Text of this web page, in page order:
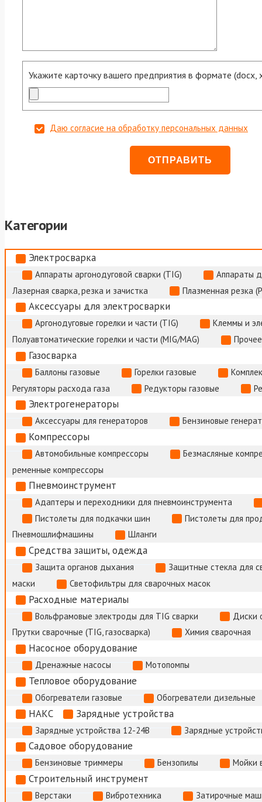
Укажите карточку вашего предприятия в формате (docx,
Даю согласие на обработку персональных данных
Категории
Электросварка
Аппараты аргонодуговой сварки (TIG)
Аппараты
Лазерная сварка, резка и зачистка
Плазменная резка
Аксессуары для электросварки
Аргонодуговые горелки и части (TIG)
Клеммы и
Полуавтоматические горелки и части (MIG/MAG)
Газосварка
Баллоны газовые Горелки газовые
Регуляторы расхода газа
Редукторы газовые
Электрогенераторы
Аксессуары для генераторов Бензиновые
Компрессоры
Автомобильные компрессоры
Безмасляные
ременные компрессоры
Пневмоинструмент
Адаптеры и переходники для пневмоинструмента
Пистолеты для подкачки шин
Пистолеты для
Пневмошлифмашины
Шланги
Средства защиты, одежда
Защита органов дыхания
Защитные стекла для
маски
Светофильтры для сварочных масок
Расходные материалы
Вольфрамовые электроды для TIG сварки
Диски
Прутки сварочные (TIG, газосварка)
Химия сварочная
Насосное оборудование
Дренажные насосы Мотопомпы
Тепловое оборудование
Обогреватели газовые Обогреватели дизельные
НАКС Зарядные устройства
Зарядные устройства 12-24В Зарядные
Садовое оборудование
Бензиновые триммеры Бензопилы Мойки
Строительный инструмент
Верстаки Вибротехника Затирочные